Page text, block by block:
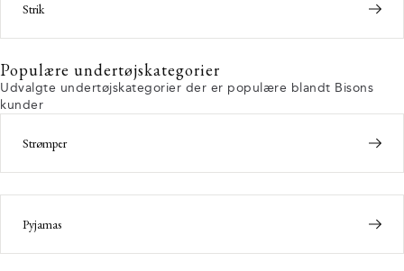
Strik
Populære undertøjskategorier
Udvalgte undertøjskategorier der er populære blandt Bisons
kunder
Strømper
Pyjamas